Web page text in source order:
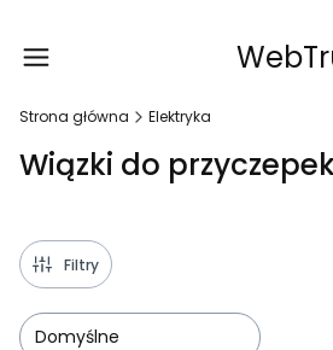
Strona główna Elektryka
Wiązki do
Filtry
Domyślne